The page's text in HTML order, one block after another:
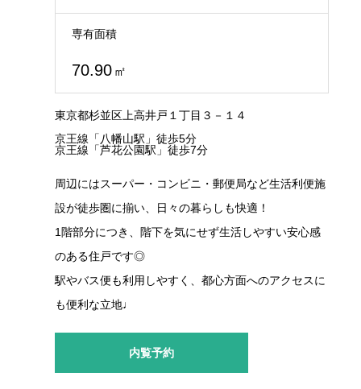
専有面積
70.90 ㎡
東京都杉並区上高井戸１丁目３－１４
京王線「八幡山駅」徒歩5分
京王線「芦花公園駅」徒歩7分
周辺にはスーパー・コンビニ・郵便局など生活利便施
設が徒歩圏に揃い、日々の暮らしも快適！
1階部分につき、階下を気にせず生活しやすい安心感
のある住戸です◎
駅やバス便も利用しやすく、都心方面へのアクセスに
も便利な立地♩
内覧予約